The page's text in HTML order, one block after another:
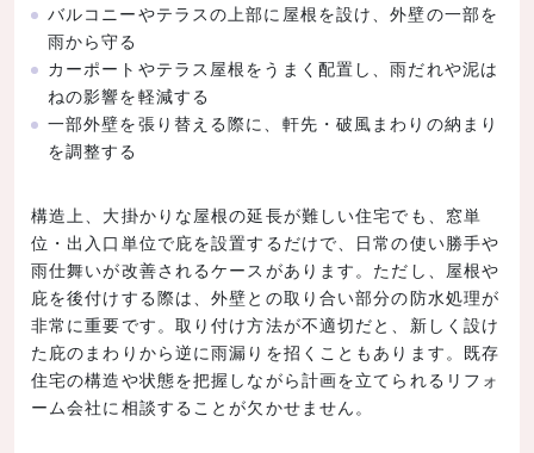
バルコニーやテラスの上部に屋根を設け、外壁の一部を
雨から守る
カーポートやテラス屋根をうまく配置し、雨だれや泥は
ねの影響を軽減する
一部外壁を張り替える際に、軒先・破風まわりの納まり
を調整する
構造上、大掛かりな屋根の延長が難しい住宅でも、窓単
位・出入口単位で庇を設置するだけで、日常の使い勝手や
雨仕舞いが改善されるケースがあります。ただし、屋根や
庇を後付けする際は、外壁との取り合い部分の防水処理が
非常に重要です。取り付け方法が不適切だと、新しく設け
た庇のまわりから逆に雨漏りを招くこともあります。既存
住宅の構造や状態を把握しながら計画を立てられるリフォ
ーム会社に相談することが欠かせません。